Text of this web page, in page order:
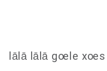
مویِ نَنِه »
lālā lālā goele xoes